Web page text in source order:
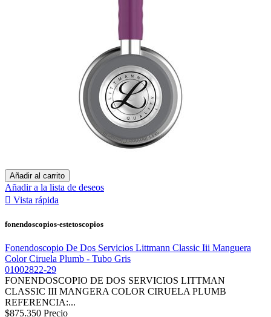
Añadir al carrito
Añadir a la lista de deseos
 Vista rápida
fonendoscopios-estetoscopios
Fonendoscopio De Dos Servicios Littmann Classic Iii Manguera
Color Ciruela Plumb - Tubo Gris
01002822-29
FONENDOSCOPIO DE DOS SERVICIOS LITTMAN
CLASSIC III MANGERA COLOR CIRUELA PLUMB
REFERENCIA:...
$875.350 Precio